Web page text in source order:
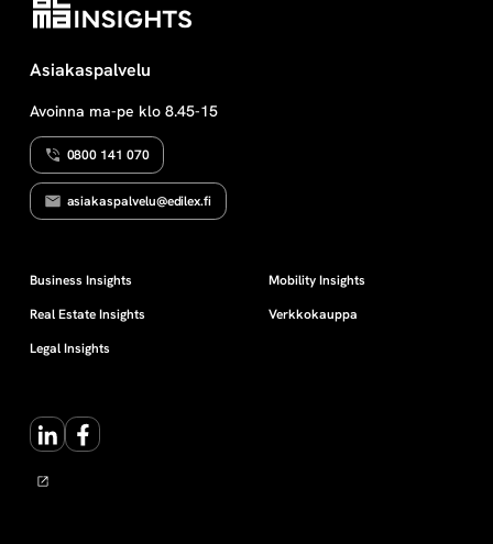
Asiakaspalvelu
Avoinna ma-pe klo 8.45-15
0800 141 070
asiakaspalvelu@edilex.fi
Business Insights
Real Estate Insights
Legal Insights
Mobility Insights
Verkkokauppa
LinkedInFacebook